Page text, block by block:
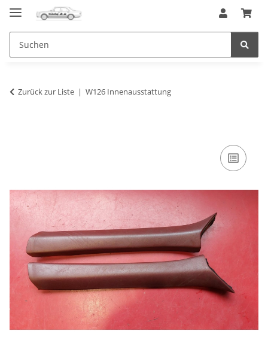
Zurück zur Liste W126 Innenausstattung